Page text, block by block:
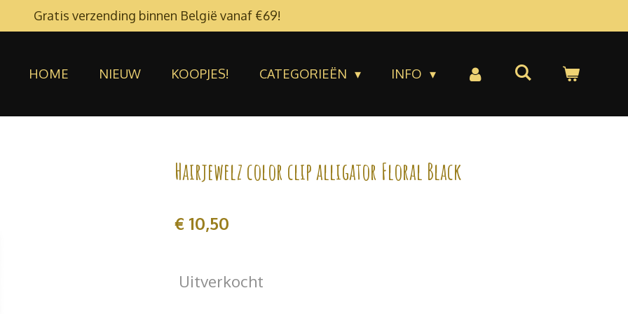
Gratis verzending binnen België vanaf €69!
HOME NIEUW KOOPJES! CATEGORIEËN INFO
Hairjewelz color clip alligator Floral Black
€ 10,50
Uitverkocht